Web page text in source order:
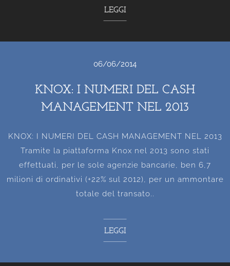
LEGGI
06/06/2014
KNOX: I NUMERI DEL CASH
MANAGEMENT NEL 2013
KNOX: I NUMERI DEL CASH MANAGEMENT NEL 2013
Tramite la piattaforma Knox nel 2013 sono stati
effettuati, per le sole agenzie bancarie, ben 6,7
milioni di ordinativi (+22% sul 2012), per un ammontare
totale del transato..
LEGGI